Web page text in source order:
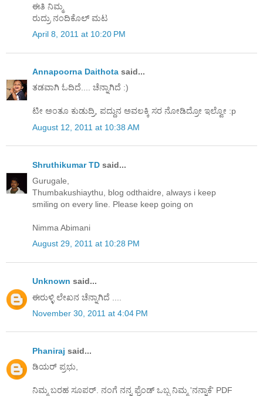
ಈತಿ ನಿಮ್ಮ
ರುದ್ರು ನಂದಿಕೊಲ್ ಮಟ
April 8, 2011 at 10:20 PM
Annapoorna Daithota said...
ತಡವಾಗಿ ಓದಿದೆ.... ಚೆನ್ನಾಗಿದೆ :)
ಟೀ ಅಂತೂ ಕುಡುದ್ರಿ, ಪದ್ದುನ ಅವಲಕ್ಕಿ ಸರ ನೋಡಿದ್ರೋ ಇಲ್ವೋ :p
August 12, 2011 at 10:38 AM
Shruthikumar TD said...
Gurugale,
Thumbakushiaythu, blog odthaidre, always i keep
smiling on every line. Please keep going on
Nimma Abimani
August 29, 2011 at 10:28 PM
Unknown said...
ಈರುಳ್ಳಿ ಲೇಖನ ಚೆನ್ನಾಗಿದೆ ....
November 30, 2011 at 4:04 PM
Phaniraj said...
ಡಿಯರ್ ಪ್ರಭು,
ನಿಮ್ಮ ಬರಹ ಸೂಪರ್. ನಂಗೆ ನನ್ನ ಫ್ರೆಂಡ್ ಒಬ್ಬ ನಿಮ್ಮ 'ನನ್ನಾಕೆ' PDF